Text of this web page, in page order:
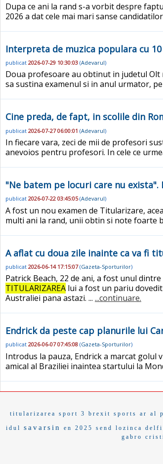
Dupa ce ani la rand s-a vorbit despre
2026 a dat cele mai mari sanse
Interpreta de muzica populara cu
publicat 2026-07-29 10:30:03 (Adevarul)
Doua profesoare au obtinut in judetul Olt
sa sustina examenul si in anul urmator,
Cine preda, de fapt, in scolile din
publicat 2026-07-27 06:00:01 (Adevarul)
In fiecare vara, zeci de mii de profesori
anevoios pentru profesori. In cele ce
"Ne batem pe locuri care nu
publicat 2026-07-22 03:45:05(Adevarul)
A fost un nou examen de Titularizare,
multi ani la rand, unii obtin si note foarte
A aflat cu doua zile inainte ca va fi
publicat 2026-06-14 17:15:07(Gazeta-Sporturilor)
Patrick Beach, 22 de ani, a fost unul
TITULARIZAREA lui a fost un pariu
Australiei pana astazi. ... ...continuare.
Endrick da peste cap planurile lui
publicat 2026-06-07 07:45:08 (Gazeta-Sporturilor)
Introdus la pauza, Endrick a marcat golul
amical al Braziliei inaintea startului la
titularizarea sport 3 brexit sports ar al
idul savarsin en 2025 send lozinca
gabro